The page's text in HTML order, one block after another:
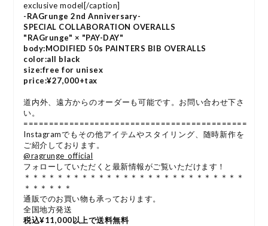
exclusive model[/caption]
-RAGrunge 2nd Anniversary-
SPECIAL COLLABORATION OVERALLS
"RAGrunge" × "PAY-DAY"
body:MODIFIED 50s PAINTERS BIB OVERALLS
color:all black
size:free for unisex
price:¥27,000+tax
道内外、遠方からのオーダーも可能です。お問い合わせ下さ
い。
============================================
Instagramでもその他アイテムやスタイリング、随時新作を
ご紹介しております。
@ragrunge_official
フォローしていただくと最新情報がご覧いただけます！
＊＊＊＊＊＊＊＊＊＊＊＊＊＊＊＊＊＊＊＊＊＊＊＊＊＊＊
＊＊＊＊＊＊
通販でのお買い物も承っております。
全国地方発送
税込¥11,000以上で送料無料